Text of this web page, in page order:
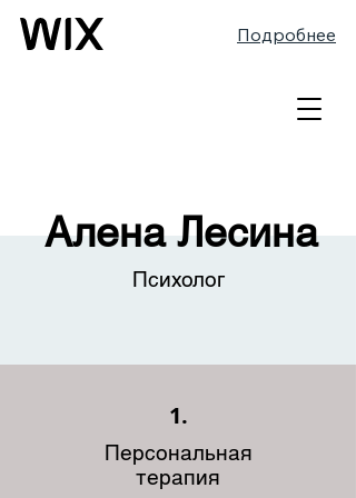
Подробнее